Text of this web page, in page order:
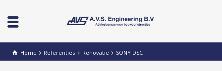
Home Referenties Renovatie SONY DSC